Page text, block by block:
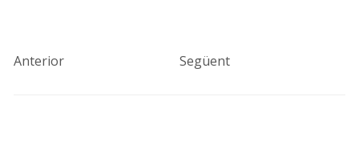
Anterior Següent